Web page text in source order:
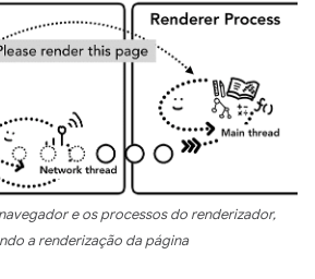
e os processos do renderizador,
a renderização da página